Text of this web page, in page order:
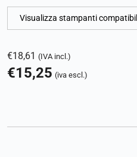
Visualizza stampanti
€18,61 (IVA incl.)
€15,25 (iva escl.)